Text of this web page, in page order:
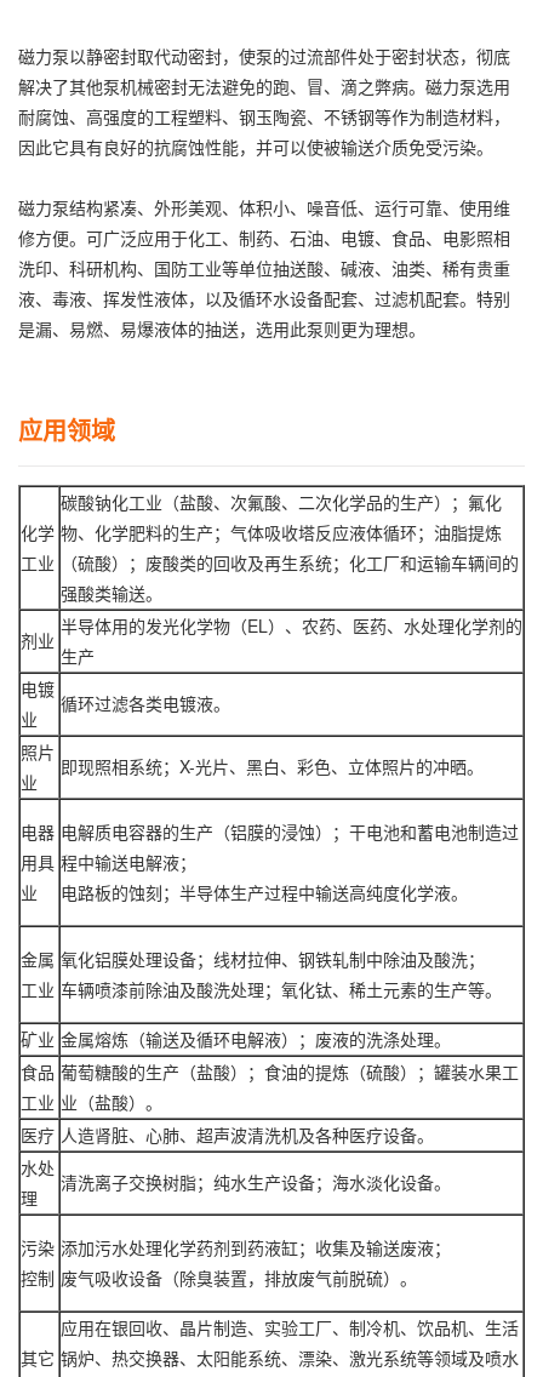
磁力泵以静密封取代动密封，使泵的过流部件处于密封状态，彻底
解决了其他泵机械密封无法避免的跑、冒、滴之弊病。磁力泵选用
耐腐蚀、高强度的工程塑料、钢玉陶瓷、不锈钢等作为制造材料，
因此它具有良好的抗腐蚀性能，并可以使被输送介质免受污染。
磁力泵结构紧凑、外形美观、体积小、噪音低、运行可靠、使用维
修方便。可广泛应用于化工、制药、石油、电镀、食品、电影照相
洗印、科研机构、国防工业等单位抽送酸、碱液、油类、稀有贵重
液、毒液、挥发性液体，以及循环水设备配套、过滤机配套。特别
是漏、易燃、易爆液体的抽送，选用此泵则更为理想。
应用领域
化学
工业
碳酸钠化工业（盐酸、次氟酸、二次化学品的生产）；氟化
物、化学肥料的生产；气体吸收塔反应液体循环；油脂提炼
（硫酸）；废酸类的回收及再生系统；化工厂和运输车辆间的
强酸类输送。
剂业
半导体用的发光化学物（EL）、农药、医药、水处理化学剂的
生产
电镀
业
循环过滤各类电镀液。
照片
业
即现照相系统；X-光片、黑白、彩色、立体照片的冲晒。
电器
用具
业
电解质电容器的生产（铝膜的浸蚀）；干电池和蓄电池制造过
程中输送电解液；
电路板的蚀刻；半导体生产过程中输送高纯度化学液。
金属
工业
氧化铝膜处理设备；线材拉伸、钢铁轧制中除油及酸洗；
车辆喷漆前除油及酸洗处理；氧化钛、稀土元素的生产等。
矿业 金属熔炼（输送及循环电解液）；废液的洗涤处理。
食品
工业
葡萄糖酸的生产（盐酸）；食油的提炼（硫酸）；罐装水果工
业（盐酸）。
医疗 人造肾脏、心肺、超声波清洗机及各种医疗设备。
水处
理
清洗离子交换树脂；纯水生产设备；海水淡化设备。
污染
控制
添加污水处理化学药剂到药液缸；收集及输送废液；
废气吸收设备（除臭装置，排放废气前脱硫）。
其它
应用在银回收、晶片制造、实验工厂、制冷机、饮品机、生活
锅炉、热交换器、太阳能系统、漂染、激光系统等领域及喷水